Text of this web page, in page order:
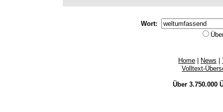
Wort:
Home News
Volltext-
Über 3.750.000